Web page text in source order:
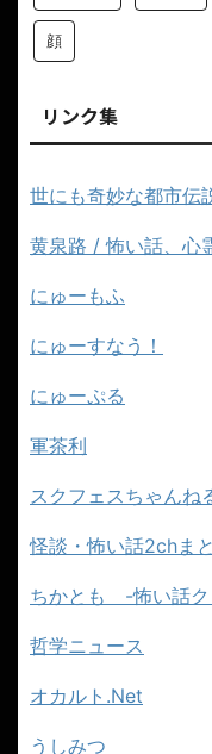
顔
リンク集
世にも奇妙な都市伝
黄泉路 / 怖い話、心
にゅーもふ
にゅーすなう！
にゅーぷる
軍茶利
スクフェスちゃんね
怪談・怖い話2chま
ちかとも -怖い話
哲学ニュース
オカルト.Net
うしみつ